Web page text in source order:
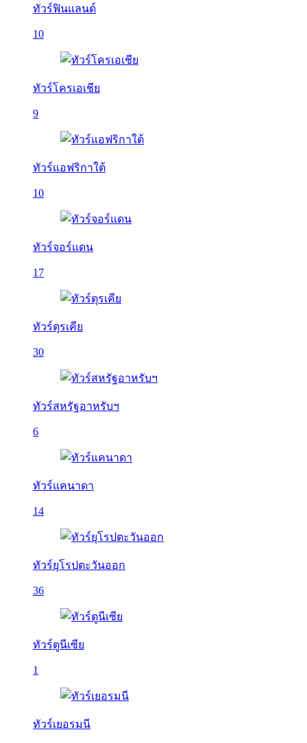
ทัวร์ฟินแลนด์
10
ทัวร์โครเอเชีย
9
ทัวร์แอฟริกาใต้
10
ทัวร์จอร์แดน
17
ทัวร์ตุรเคีย
30
ทัวร์สหรัฐอาหรับฯ
6
ทัวร์แคนาดา
14
ทัวร์ยุโรปตะวันออก
36
ทัวร์ตูนีเซีย
1
ทัวร์เยอรมนี